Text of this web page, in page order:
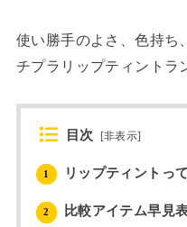
使い勝手のよさ、色持ち
チプラリップティントラ
目次 [非表示]
1 リップティントっ
2 比較アイテム早見